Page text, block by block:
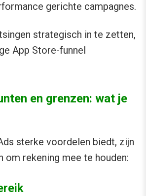
gerichte campagnes.
strategisch in te zetten,
App Store-funnel
en grenzen: wat je
sterke voordelen biedt, zijn
om rekening mee te houden: